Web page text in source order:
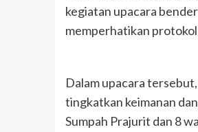
kegiatan upacara
memperhatikan protokol
Dalam upacara
tingkatkan keimanan
Sumpah Prajurit dan 8